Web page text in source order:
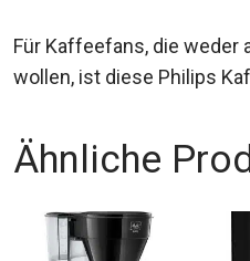
Für Kaffeefans, die weder
wollen, ist diese Philips
Ähnliche